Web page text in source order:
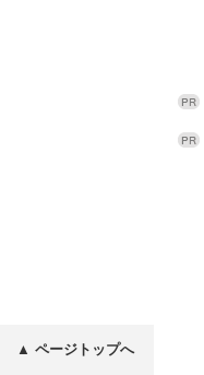
▲ ページトップへ